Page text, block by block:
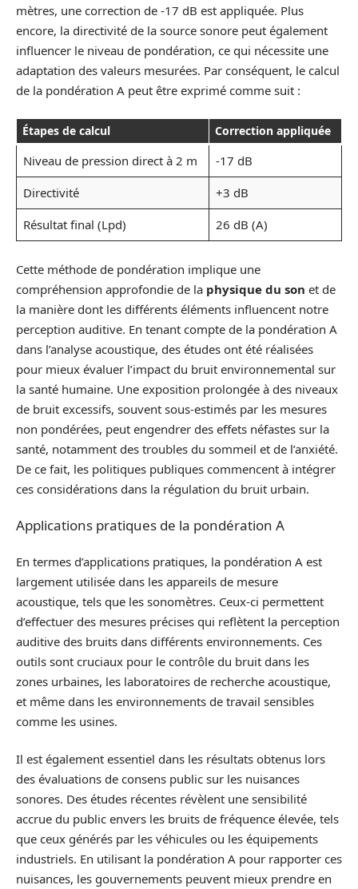
mètres, une correction de -17 dB est appliquée. Plus
encore, la directivité de la source sonore peut également
influencer le niveau de pondération, ce qui nécessite une
adaptation des valeurs mesurées. Par conséquent, le calcul
de la pondération A peut être exprimé comme suit :
Étapes de calcul Correction appliquée
Niveau de pression direct à 2 m
-17 dB
Directivité
+3 dB
Résultat final (Lpd)
26 dB (A)
Cette méthode de pondération implique une
compréhension approfondie de la physique du son et de
la manière dont les différents éléments influencent notre
perception auditive. En tenant compte de la pondération A
dans l’analyse acoustique, des études ont été réalisées
pour mieux évaluer l’impact du bruit environnemental sur
la santé humaine. Une exposition prolongée à des niveaux
de bruit excessifs, souvent sous-estimés par les mesures
non pondérées, peut engendrer des effets néfastes sur la
santé, notamment des troubles du sommeil et de l’anxiété.
De ce fait, les politiques publiques commencent à intégrer
ces considérations dans la régulation du bruit urbain.
Applications pratiques de la pondération A
En termes d’applications pratiques, la pondération A est
largement utilisée dans les appareils de mesure
acoustique, tels que les sonomètres. Ceux-ci permettent
d’effectuer des mesures précises qui reflètent la perception
auditive des bruits dans différents environnements. Ces
outils sont cruciaux pour le contrôle du bruit dans les
zones urbaines, les laboratoires de recherche acoustique,
et même dans les environnements de travail sensibles
comme les usines.
Il est également essentiel dans les résultats obtenus lors
des évaluations de consens public sur les nuisances
sonores. Des études récentes révèlent une sensibilité
accrue du public envers les bruits de fréquence élevée, tels
que ceux générés par les véhicules ou les équipements
industriels. En utilisant la pondération A pour rapporter ces
nuisances, les gouvernements peuvent mieux prendre en